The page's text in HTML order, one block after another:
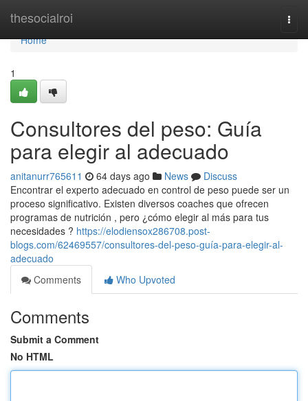
thesocialroi
Home
Home
1
Consultores del peso: Guía
para elegir al adecuado
anitanurr765611 64 days ago News
Discuss
Encontrar el experto adecuado en control de peso puede ser un
proceso significativo. Existen diversos coaches que ofrecen
programas de nutrición , pero ¿cómo elegir al más para tus
necesidades ? https://elodiensox286708.post-
blogs.com/62469557/consultores-del-peso-guía-para-elegir-al-
adecuado
Comments
Who Upvoted
Comments
Submit a Comment
No HTML